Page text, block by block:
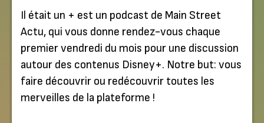
Il était un + est un podcast de Main Street
Actu, qui vous donne rendez-vous chaque
premier vendredi du mois pour une discussion
autour des contenus Disney+. Notre but: vous
faire découvrir ou redécouvrir toutes les
merveilles de la plateforme !